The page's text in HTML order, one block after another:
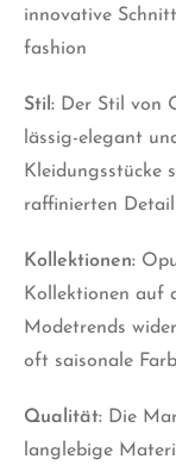
innovative
fashion
Stil: Der Stil von
lässig-elegant
Kleidungsstücke
raffinierten
Kollektionen:
Kollektionen auf
Modetrends
oft saisonale
Qualität: Die
langlebige